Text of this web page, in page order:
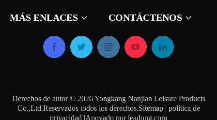
MÁS ENLACES CONTÁCTENOS
Derechos de autor © 2026Yongkang Nanjian Leisure Products
Co.,Ltd.Reservados todos los derechos.Sitemap| política de
privacidad |Apoyado porleadong.com